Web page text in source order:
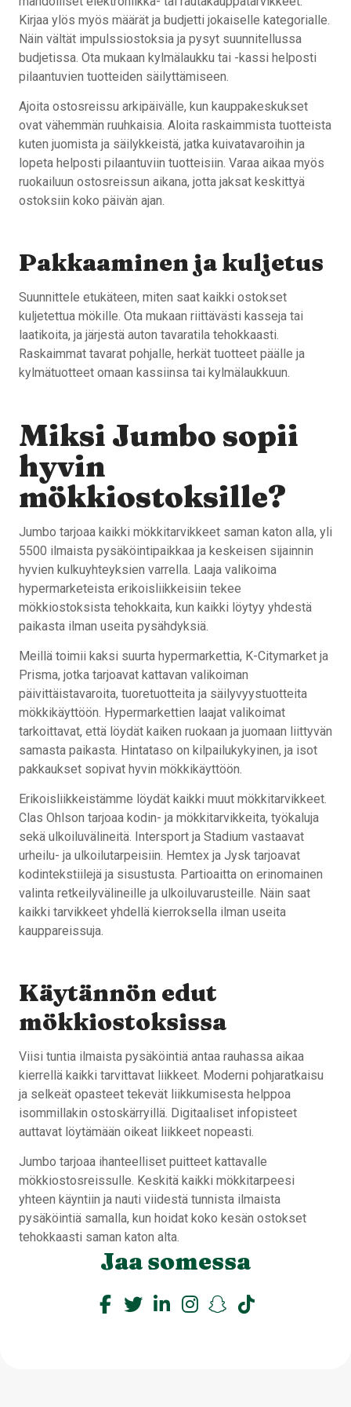
Kirjaa ylös myös määrät ja budjetti jokaiselle kategorialle.
Näin vältät impulssiostoksia ja pysyt suunnitellussa
budjetissa. Ota mukaan kylmälaukku tai -kassi helposti
pilaantuvien tuotteiden säilyttämiseen.
Ajoita ostosreissu arkipäivälle, kun kauppakeskukset
ovat vähemmän ruuhkaisia. Aloita raskaimmista tuotteista
kuten juomista ja säilykkeistä, jatka kuivatavaroihin ja
lopeta helposti pilaantuviin tuotteisiin. Varaa aikaa myös
ruokailuun ostosreissun aikana, jotta jaksat keskittyä
ostoksiin koko päivän ajan.
Pakkaaminen ja kuljetus
Suunnittele etukäteen, miten saat kaikki ostokset
kuljetettua mökille. Ota mukaan riittävästi kasseja tai
laatikoita, ja järjestä auton tavaratila tehokkaasti.
Raskaimmat tavarat pohjalle, herkät tuotteet päälle ja
kylmätuotteet omaan kassiinsa tai kylmälaukkuun.
Miksi Jumbo sopii
hyvin
mökkiostoksille?
Jumbo tarjoaa kaikki mökkitarvikkeet saman katon alla, yli
5500 ilmaista pysäköintipaikkaa ja keskeisen sijainnin
hyvien kulkuyhteyksien varrella. Laaja valikoima
hypermarketeista erikoisliikkeisiin tekee
mökkiostoksista tehokkaita, kun kaikki löytyy yhdestä
paikasta ilman useita pysähdyksiä.
Meillä toimii kaksi suurta hypermarkettia, K-Citymarket ja
Prisma, jotka tarjoavat kattavan valikoiman
päivittäistavaroita, tuoretuotteita ja säilyvyystuotteita
mökkikäyttöön. Hypermarkettien laajat valikoimat
tarkoittavat, että löydät kaiken ruokaan ja juomaan liittyvän
samasta paikasta. Hintataso on kilpailukykyinen, ja isot
pakkaukset sopivat hyvin mökkikäyttöön.
Erikoisliikkeistämme löydät kaikki muut mökkitarvikkeet.
Clas Ohlson tarjoaa kodin- ja mökkitarvikkeita, työkaluja
sekä ulkoiluvälineitä. Intersport ja Stadium vastaavat
urheilu- ja ulkoilutarpeisiin. Hemtex ja Jysk tarjoavat
kodintekstiilejä ja sisustusta. Partioaitta on erinomainen
valinta retkeilyvälineille ja ulkoiluvarusteille. Näin saat
kaikki tarvikkeet yhdellä kierroksella ilman useita
kauppareissuja.
Käytännön edut
mökkiostoksissa
Viisi tuntia ilmaista pysäköintiä antaa rauhassa aikaa
kierrellä kaikki tarvittavat liikkeet. Moderni pohjaratkaisu
ja selkeät opasteet tekevät liikkumisesta helppoa
isommillakin ostoskärryillä. Digitaaliset infopisteet
auttavat löytämään oikeat liikkeet nopeasti.
Jumbo tarjoaa ihanteelliset puitteet kattavalle
mökkiostosreissulle. Keskitä kaikki mökkitarpeesi
yhteen käyntiin ja nauti viidestä tunnista ilmaista
pysäköintiä samalla, kun hoidat koko kesän ostokset
tehokkaasti saman katon alta.
Jaa somessa